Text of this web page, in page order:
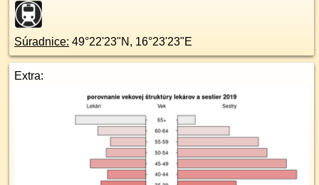
Súradnice: 49°22'23"N , 16°23'23"E
Extra: